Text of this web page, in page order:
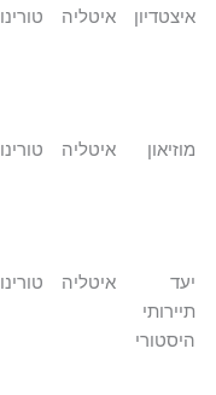
איטליה טורינו
איטליה טורינו
איטליה טורינו